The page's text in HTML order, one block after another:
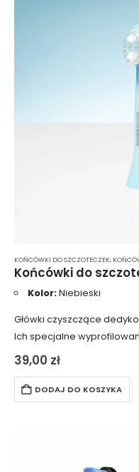
KOŃCÓWKI DO SZCZOTECZEK,
Kolor:Niebieski
Główki czyszczące
Ich specjalne
ząbki w sposób skuteczny
miękkimi włóknami, które…
39,00 zł
DODAJ DO KOSZYKA